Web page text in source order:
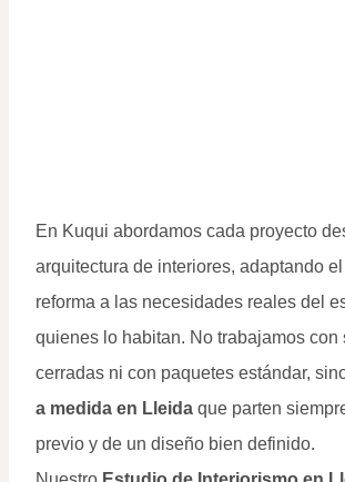
En Kuqui abordamos cada proyecto
arquitectura de interiores, adaptando
reforma a las necesidades reales del
quienes lo habitan. No trabajamos con
cerradas ni con paquetes estándar,
a medida en Lleida que parten
previo y de un diseño bien definido.